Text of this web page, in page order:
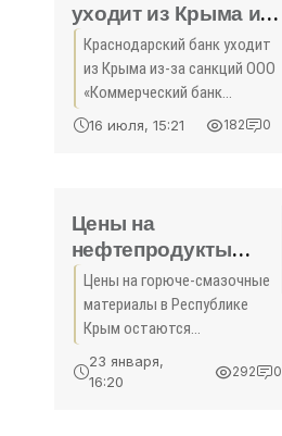
уходит из Крыма из-
за санкций - Лента
новостей Крыма -
«Экономика»
Краснодарский банк уходит
из Крыма из-за санкций ООО
«Коммерческий банк
«Кубань Кредит» закрывает
16 июля, 15:21 182 0
Цены на
нефтепродукты
остаются
стабильными
Минтопэнерго РК -
«Экономика Крыма»
Цены на горюче-смазочные
материалы в Республике
Крым остаются
23 января,
16:20
292 0